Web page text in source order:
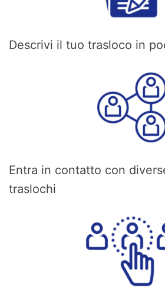
Descrivi il tuo trasloco in
Entra in contatto con
traslochi